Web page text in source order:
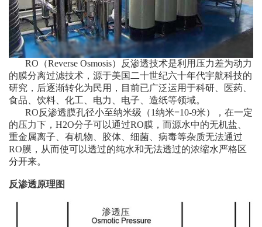
RO（Reverse Osmosis）反渗透技术是利用压力差为动力
的膜分离过滤技术，源于美国二十世纪六十年代宇航科技的
研究，后逐渐转化为民用，目前已广泛运用于科研、医药、
食品、饮料、化工、电力、电子、造纸等领域。
RO反渗透膜孔径小至纳米级（1纳米=10-9米），在一定
的压力下，H2O分子可以通过RO膜，而源水中的无机盐、
重金属离子、有机物、胶体、细菌、病毒等杂质无法通过
RO膜，从而使可以透过的纯水和无法透过的浓缩水严格区
分开来。
反渗透原理图